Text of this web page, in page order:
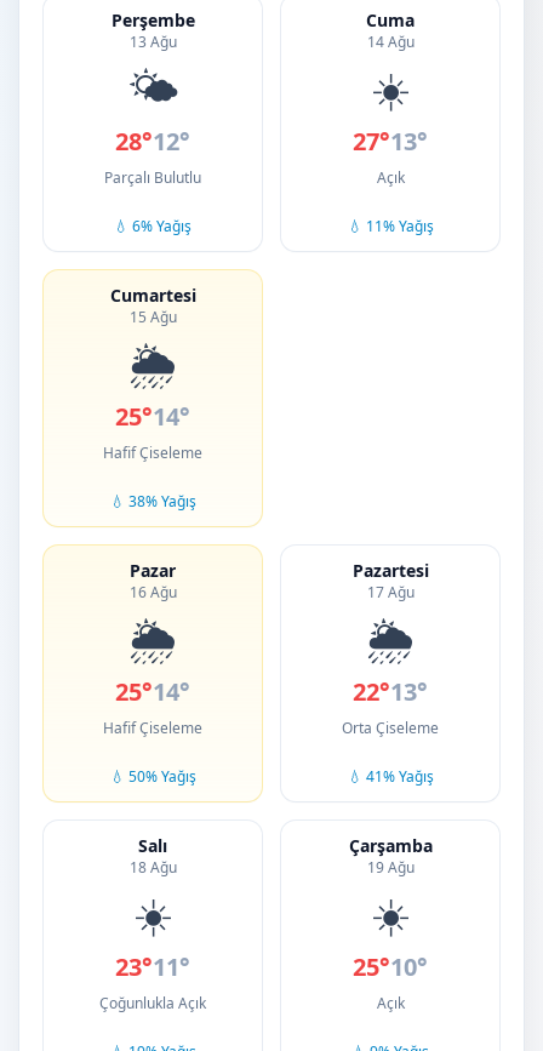
Perşembe
13 Ağu
🌤️
28°12°
Parçalı Bulutlu
💧 6% Yağış
Cuma
14 Ağu
☀️
27°13°
Açık
💧 11% Yağış
Cumartesi
15 Ağu
🌦️
25°14°
Hafif Çiseleme
💧 38% Yağış
Pazar
16 Ağu
🌦️
25°14°
Hafif Çiseleme
💧 50% Yağış
Pazartesi
17 Ağu
🌦️
22°13°
Orta Çiseleme
💧 41% Yağış
Salı
18 Ağu
☀️
23°11°
Çoğunlukla Açık
Çarşamba
19 Ağu
☀️
25°10°
Açık